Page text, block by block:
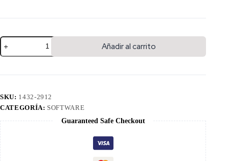
Añadir al carrito
SKU: 1432-2912
CATEGORÍA: SOFTWARE
Guaranteed Safe Checkout